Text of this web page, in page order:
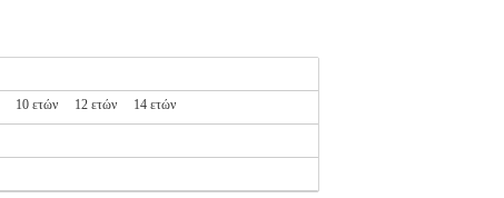
10 ετών 12 ετών 14 ετών